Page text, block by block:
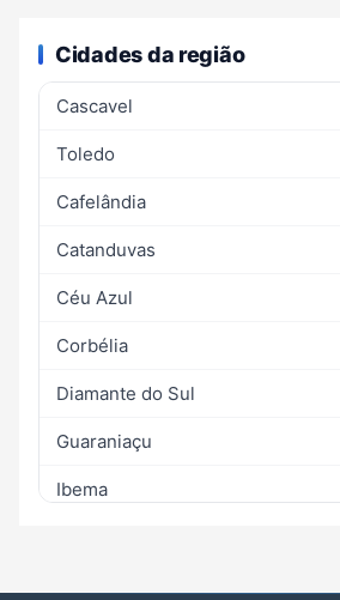
Cidades da região
Cascavel
Toledo
Cafelândia
Catanduvas
Céu Azul
Corbélia
Diamante do Sul
Guaraniaçu
Ibema